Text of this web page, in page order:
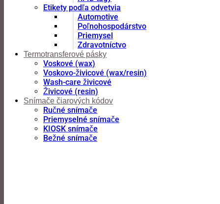
Etikety podľa odvetvia
Automotive
Poľnohospodárstvo
Priemysel
Zdravotníctvo
Termotransferové pásky
Voskové (wax)
Voskovo-živicové (wax/resin)
Wash-care živicové
Živicové (resin)
Snímače čiarových kódov
Ručné snímače
Priemyselné snímače
KIOSK snímače
Bežné snímače